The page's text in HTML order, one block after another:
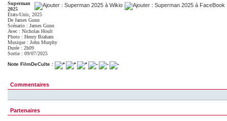
Superman
2025
États-Unis, 2025
De James Gunn
Scénario : James Gunn
Avec : Nicholas Hoult
Photo : Henry Braham
Musique : John Murphy
Durée : 2h09
Sortie : 09/07/2025
Note FilmDeCulte :
Commentaires
Partenaires